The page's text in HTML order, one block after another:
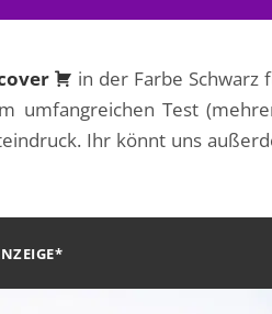
in der Farbe Schwarz
umfangreichen Test
Ihr könnt uns